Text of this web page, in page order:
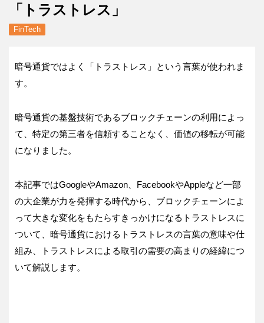
「トラストレス」
FinTech
暗号通貨ではよく「トラストレス」という言葉が使われま
す。
暗号通貨の基盤技術であるブロックチェーンの利用によっ
て、特定の第三者を信頼することなく、価値の移転が可能
になりました。
本記事ではGoogleやAmazon、FacebookやAppleなど一部
の大企業が力を発揮する時代から、ブロックチェーンによ
って大きな変化をもたらすきっかけになるトラストレスに
ついて、暗号通貨におけるトラストレスの言葉の意味や仕
組み、トラストレスによる取引の需要の高まりの経緯につ
いて解説します。